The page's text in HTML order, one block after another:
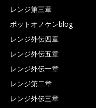
レンジ第三章
ポットオノケンblog
レンジ外伝四章
レンジ外伝五章
レンジ外伝一章
レンジ第二章
レンジ外伝三章